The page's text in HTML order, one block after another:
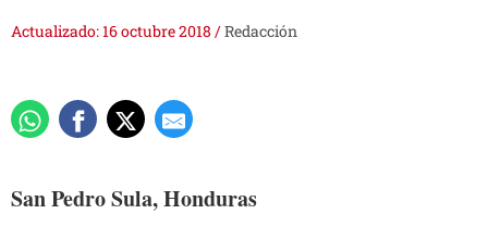
Actualizado: 16 octubre 2018 /Redacción
San Pedro Sula, Honduras